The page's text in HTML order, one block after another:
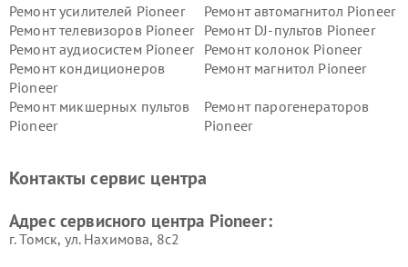
Ремонт усилителей Pioneer
Ремонт автомагнитол Pioneer
Ремонт телевизоров Pioneer
Ремонт DJ-пультов Pioneer
Ремонт аудиосистем Pioneer
Ремонт колонок Pioneer
Ремонт кондиционеров
Pioneer
Ремонт магнитол Pioneer
Ремонт микшерных пультов
Pioneer
Ремонт парогенераторов
Pioneer
Контакты сервис центра
Адрес сервисного центра Pioneer:
г. Томск, ул. Нахимова, 8с2